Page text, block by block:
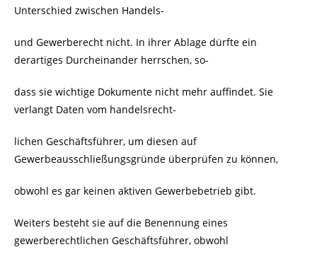
Unterschied zwischen Handels-
und Gewerberecht nicht. In ihrer Ablage dürfte ein
derartiges Durcheinander herrschen, so-
dass sie wichtige Dokumente nicht mehr auffindet. Sie
verlangt Daten vom handelsrecht-
lichen Geschäftsführer, um diesen auf
Gewerbeausschließungsgründe überprüfen zu können,
obwohl es gar keinen aktiven Gewerbebetrieb gibt.
Weiters besteht sie auf die Benennung eines
gewerberechtlichen Geschäftsführer, obwohl